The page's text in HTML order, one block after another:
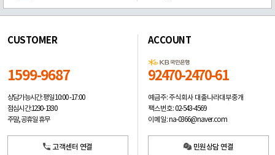
CUSTOMER
1599-9687
상담가능시간: 평일10:00 -17:00
점심시간: 12:30 - 13:30
주말, 공휴일 휴무
고객센터 연결
ACCOUNT
92470-2470-61
예금주: 주식회사 대출나라대부중개
팩스번호: 02-543-4569
이메일: na-0366@naver.com
민원상담 연결